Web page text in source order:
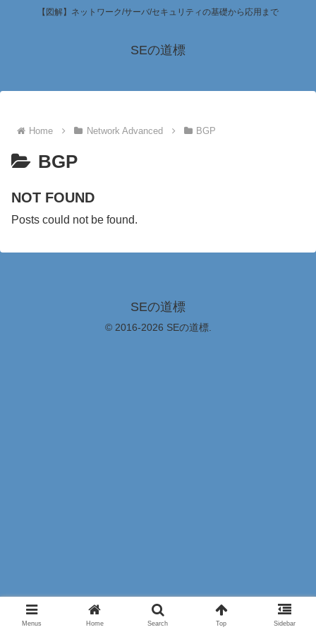
【図解】ネットワーク/サーバ/セキュリティの基礎から応用まで
SEの道標
Home Network Advanced BGP
BGP
NOT FOUND
Posts could not be found.
SEの道標
© 2016-2026 SEの道標.
Menus Home Search Top Sidebar